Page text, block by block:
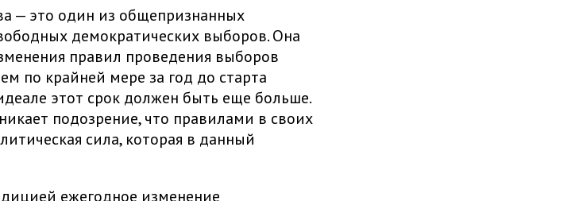
— это один из общепризнанных
демократических выборов. Она
правил проведения выборов
по крайней мере за год до старта
этот срок должен быть еще больше.
подозрение, что правилами в своих
сила, которая в данный
ежегодное изменение